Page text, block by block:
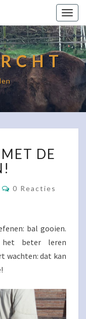
DE
Reacties
0 Reacties
bal gooien.
het beter leren
wachten: dat kan